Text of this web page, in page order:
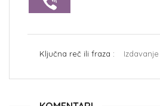
Ključna reč ili fraza :